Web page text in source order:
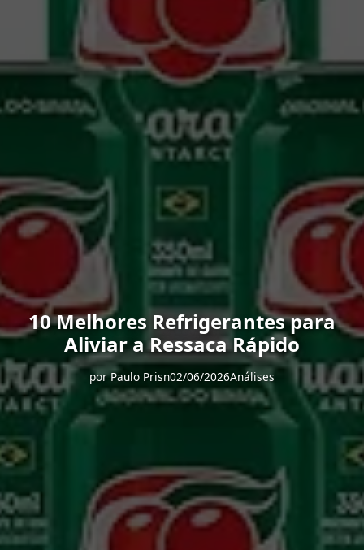
10 Melhores Refrigerantes para
Aliviar a Ressaca Rápido
porPaulo Prisn02/06/2026Análises